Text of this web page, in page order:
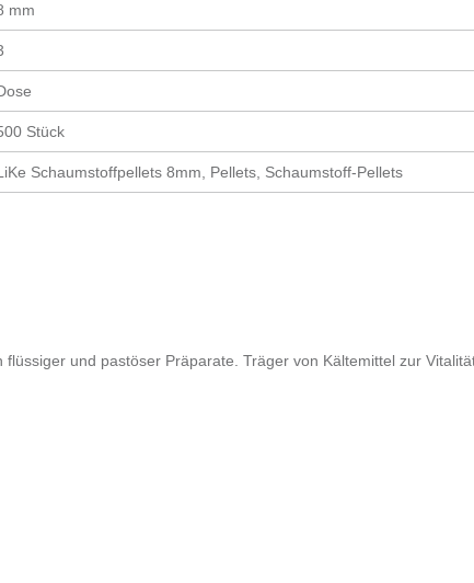
mm
Stück
Schaumstoffpellets 8mm, Pellets, Schaumstoff-Pellets
und pastöser Präparate. Träger von Kältemittel zur